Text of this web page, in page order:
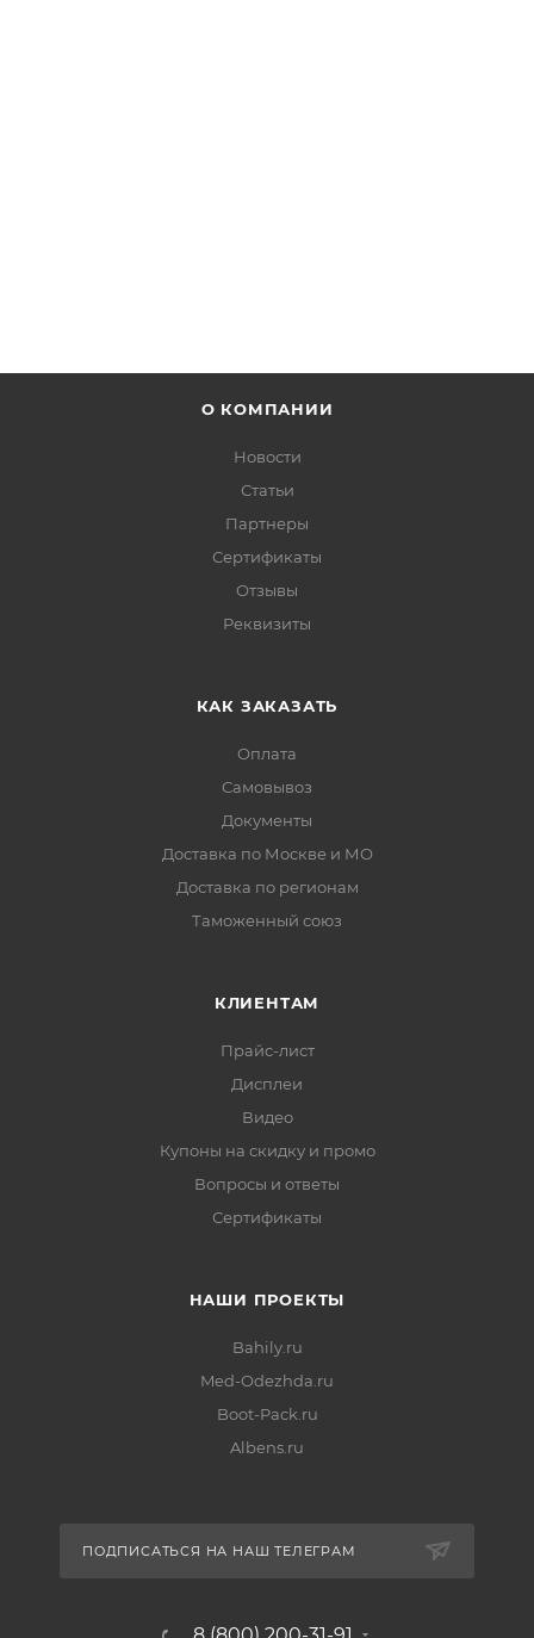
О КОМПАНИИ
Новости
Статьи
Партнеры
Сертификаты
Отзывы
Реквизиты
КАК ЗАКАЗАТЬ
Оплата
Самовывоз
Документы
Доставка по Москве и МО
Доставка по регионам
Таможенный союз
КЛИЕНТАМ
Прайс-лист
Дисплеи
Видео
Купоны на скидку и промо
Вопросы и ответы
Сертификаты
НАШИ ПРОЕКТЫ
Bahily.ru
Med-Odezhda.ru
Boot-Pack.ru
Albens.ru
ПОДПИСАТЬСЯ НА НАШ ТЕЛЕГРАМ